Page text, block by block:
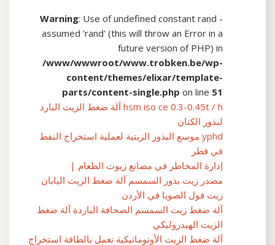
Warning: Use of undefined constant rand -
assumed 'rand' (this will throw an Error in a
future version of PHP) in
/www/wwwroot/www.trobken.be/wp-
content/themes/elixar/template-
parts/content-single.php on line 51
hsm iso ce 0.3-0.45t / h آلة ضغط الزيت البارد
لبذور الكتان
yphd موسع البذور الزيتية لعملية استخراج النفط
في قطر
إدارة المخاطر في مصانع زيوت الطعام |
مصدر زيت بذور السمسم آلة ضغط الزيت اليابان
زيت فول الصويا في الأردن
آلة ضغط زيت السمسم الصحافة الباردة آلة ضغط
الزيت الهيدروليكي
آلة ضغط الزيت الأوتوماتيكية تعمل بالطاقة استخراج